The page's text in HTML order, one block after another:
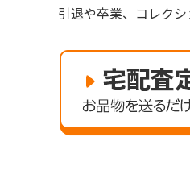
引退や卒業、コレク